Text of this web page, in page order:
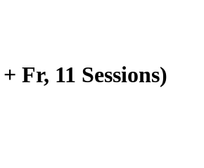
Fr, 11 Sessions)